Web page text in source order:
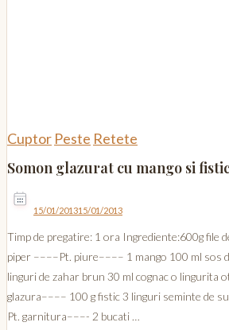
Cuptor Peste Retete
Somon glazurat cu mango si
15/01/201315/01/2013
Timp de pregatire: 1 ora Ingrediente:600g file
piper ––––Pt. piure–––– 1 mango 100 ml sos
linguri de zahar brun 30 ml cognac o lingurita
glazura–––– 100 g fistic 3 linguri seminte de
Pt. garnitura–––- 2 bucati …